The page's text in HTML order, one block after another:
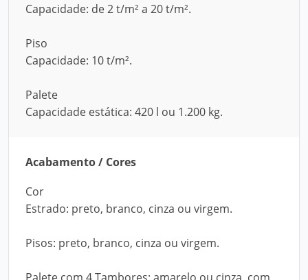
Capacidade: de 2 t/m² a 20 t/m².
Piso
Capacidade: 10 t/m².
Palete
Capacidade estática: 420 l ou 1.200 kg.
Acabamento / Cores
Cor
Estrado: preto, branco, cinza ou virgem.
Pisos: preto, branco, cinza ou virgem.